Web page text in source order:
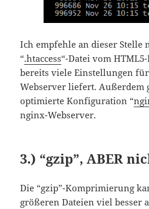
Ich empfehle an dieser Stelle
“.htaccess“-Datei vom
bereits viele Einstellungen
Webserver liefert. Außerdem
optimierte Konfiguration “
nginx-Webserver.
3.) “gzip”, ABER
Die “gzip”-Komprimierung
größeren Dateien viel besser